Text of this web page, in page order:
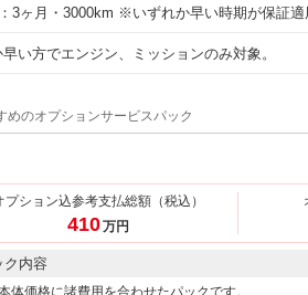
3ヶ月・3000km ※いずれか早い時期が保証適
早い方でエンジン、ミッションのみ対象。
のオプションサービスパック
プション込参考支払総額 （税込）
410万円
ク内容
体価格に諸費用を合わせたパックです。